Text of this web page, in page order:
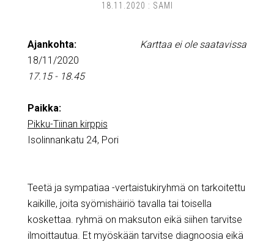
18.11.2020 : SAMI
Karttaa ei ole saatavissa
Ajankohta:
18/11/2020
17.15 - 18.45
Paikka:
Pikku-Tiinan kirppis
Isolinnankatu 24, Pori
Teetä ja sympatiaa -vertaistukiryhmä on tarkoitettu
kaikille, joita syömishäiriö tavalla tai toisella
koskettaa. ryhmä on maksuton eikä siihen tarvitse
ilmoittautua. Et myöskään tarvitse diagnoosia eikä